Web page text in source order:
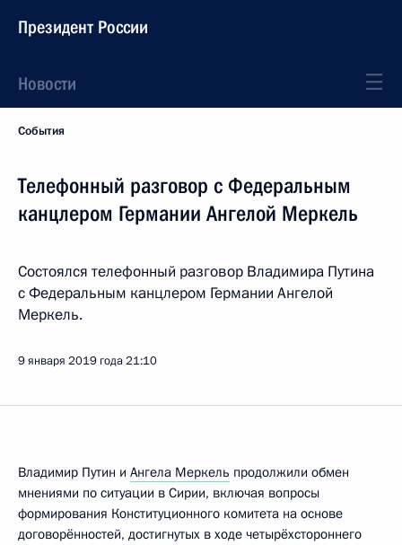
Президент России
Новости
События
Телефонный разговор с Федеральным
канцлером Германии Ангелой Меркель
Состоялся телефонный разговор Владимира Путина
с Федеральным канцлером Германии Ангелой
Меркель.
9 января 2019 года21:10
Владимир Путин и Ангела Меркель продолжили обмен
мнениями по ситуации в Сирии, включая вопросы
формирования Конституционного комитета на основе
договорённостей, достигнутых в ходе четырёхстороннего